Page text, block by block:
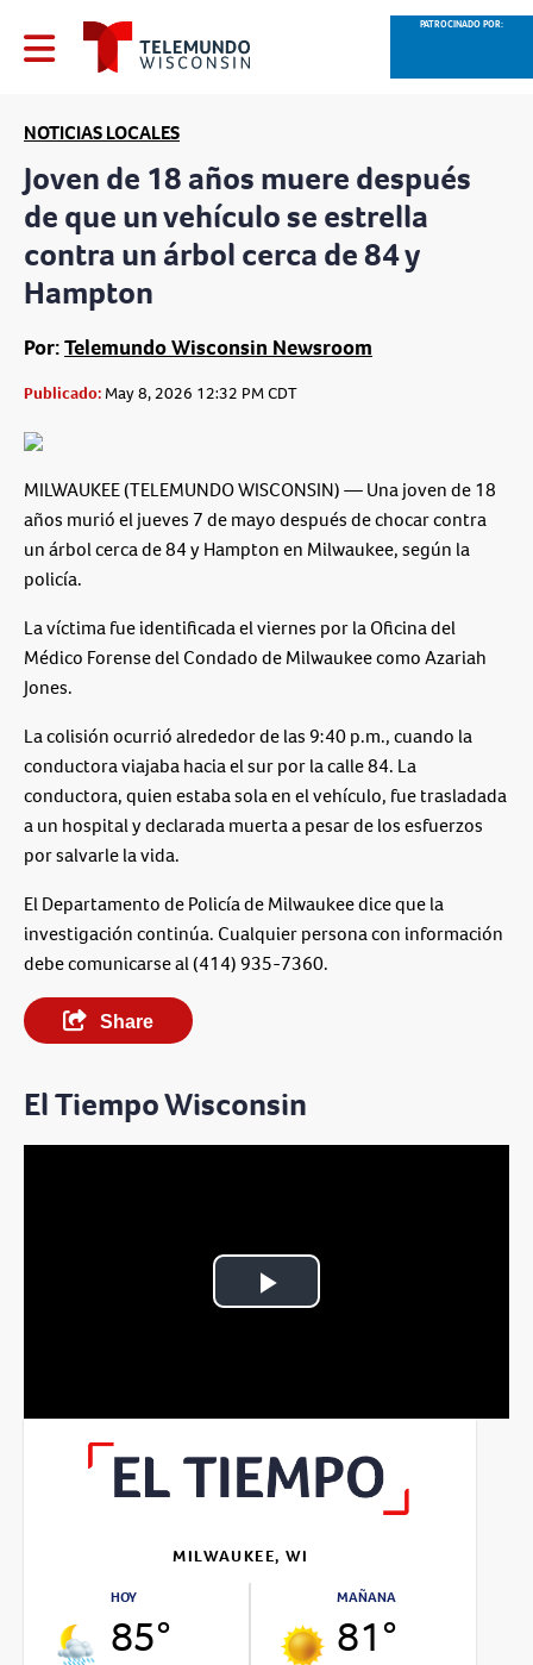
PATROCINADO POR:
NOTICIAS LOCALES
Joven de 18 años muere después
de que un vehículo se estrella
contra un árbol cerca de 84 y
Hampton
Por:Telemundo Wisconsin Newsroom
Publicado: May 8, 2026 12:32 PM CDT
MILWAUKEE (TELEMUNDO WISCONSIN) — Una joven de 18
años murió el jueves 7 de mayo después de chocar contra
un árbol cerca de 84 y Hampton en Milwaukee, según la
policía.
La víctima fue identificada el viernes por la Oficina del
Médico Forense del Condado de Milwaukee como Azariah
Jones.
La colisión ocurrió alrededor de las 9:40 p.m., cuando la
conductora viajaba hacia el sur por la calle 84. La
conductora, quien estaba sola en el vehículo, fue trasladada
a un hospital y declarada muerta a pesar de los esfuerzos
por salvarle la vida.
El Departamento de Policía de Milwaukee dice que la
investigación continúa. Cualquier persona con información
debe comunicarse al (414) 935-7360.
Share
El Tiempo Wisconsin
Play
MILWAUKEE, WI
HOY
85°
MAÑANA
81°